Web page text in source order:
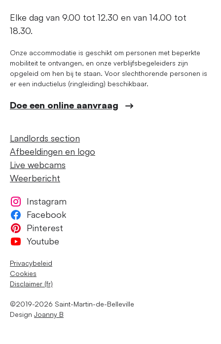
Elke dag van 9.00 tot 12.30 en van 14.00 tot
18.30.
Onze accommodatie is geschikt om personen met beperkte
mobiliteit te ontvangen, en onze verblijfsbegeleiders zijn
opgeleid om hen bij te staan. Voor slechthorende personen is
er een inductielus (ringleiding) beschikbaar.
Doe een online aanvraag
Landlords section
Afbeeldingen en logo
Live webcams
Weerbericht
Instagram
Facebook
Pinterest
Youtube
Privacybeleid
Cookies
Disclaimer (fr)
©2019-2026 Saint-Martin-de-Belleville
Design Joanny B